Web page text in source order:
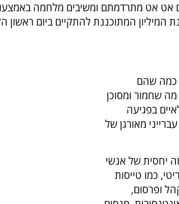
אט אט מתרדמתם ומשיבים מלחמה
המתוכננת להתקיים ביום ראשון
כמה שהם
מה שחמור ומסוכן
בפגיעה
מאורגן של
יחסית של אנשי
כמו טייסות
ופרסום,